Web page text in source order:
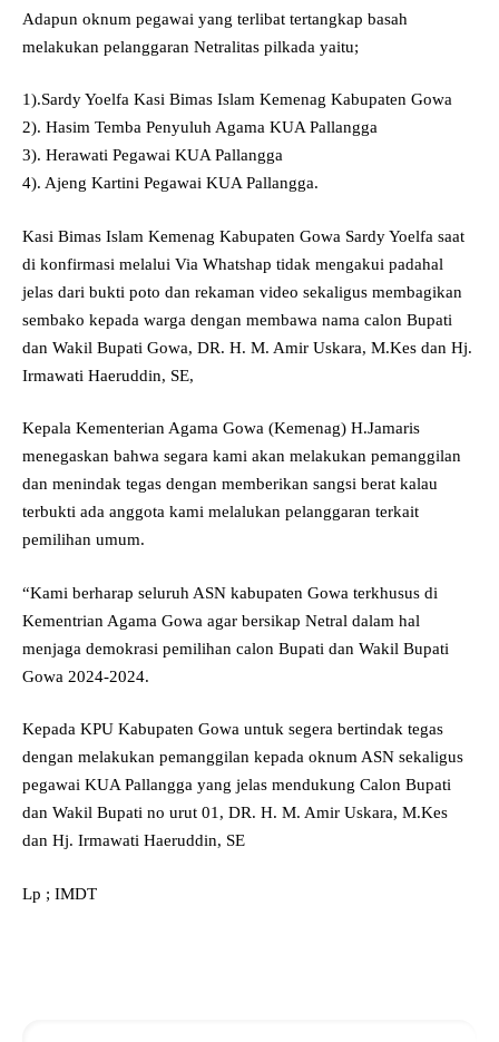
Adapun oknum pegawai yang terlibat tertangkap basah
melakukan pelanggaran Netralitas pilkada yaitu;
1).Sardy Yoelfa Kasi Bimas Islam Kemenag Kabupaten Gowa
2). Hasim Temba Penyuluh Agama KUA Pallangga
3). Herawati Pegawai KUA Pallangga
4). Ajeng Kartini Pegawai KUA Pallangga.
Kasi Bimas Islam Kemenag Kabupaten Gowa Sardy Yoelfa saat
di konfirmasi melalui Via Whatshap tidak mengakui padahal
jelas dari bukti poto dan rekaman video sekaligus membagikan
sembako kepada warga dengan membawa nama calon Bupati
dan Wakil Bupati Gowa, DR. H. M. Amir Uskara, M.Kes dan Hj.
Irmawati Haeruddin, SE,
Kepala Kementerian Agama Gowa (Kemenag) H.Jamaris
menegaskan bahwa segara kami akan melakukan pemanggilan
dan menindak tegas dengan memberikan sangsi berat kalau
terbukti ada anggota kami melalukan pelanggaran terkait
pemilihan umum.
“Kami berharap seluruh ASN kabupaten Gowa terkhusus di
Kementrian Agama Gowa agar bersikap Netral dalam hal
menjaga demokrasi pemilihan calon Bupati dan Wakil Bupati
Gowa 2024-2024.
Kepada KPU Kabupaten Gowa untuk segera bertindak tegas
dengan melakukan pemanggilan kepada oknum ASN sekaligus
pegawai KUA Pallangga yang jelas mendukung Calon Bupati
dan Wakil Bupati no urut 01, DR. H. M. Amir Uskara, M.Kes
dan Hj. Irmawati Haeruddin, SE
Lp ; IMDT